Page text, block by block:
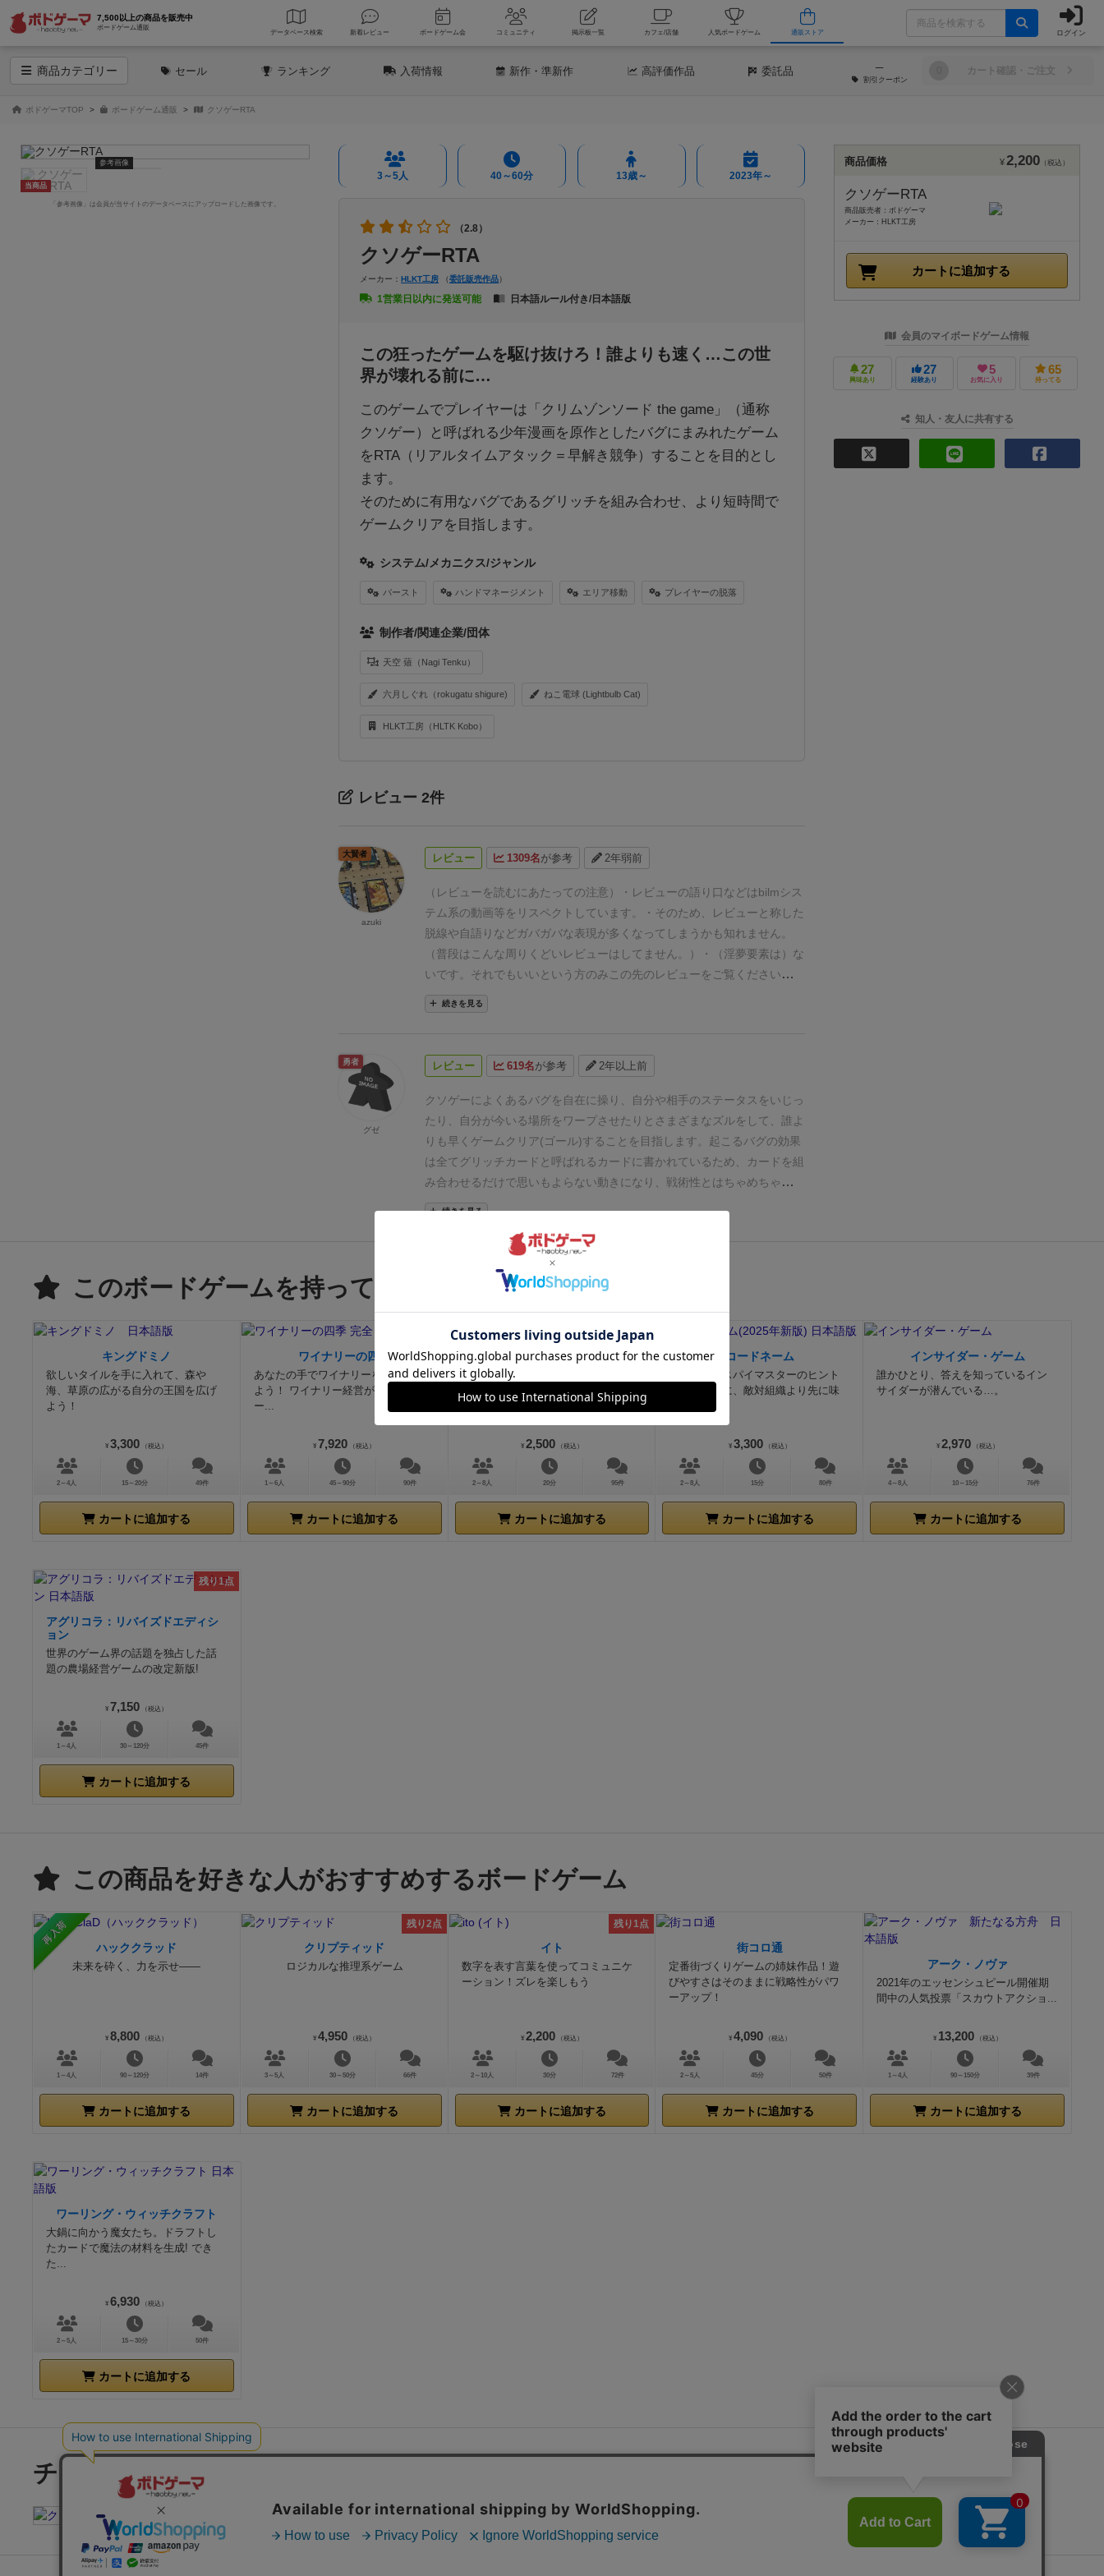
7,500以上の商品を販売中
ボードゲーム通販
データベース 検索 新着レビュー ボードゲーム会 コミュニティ 掲示板一覧 カフェ/店舗 人気ボードゲーム 通販ストア ログイン
商品カテゴリー セール ランキング 入荷情報 新作 ・準新作 高評価作品 委託品 ─
割引 クーポン
カート確認・ご注文
ボドゲーマTOP ボードゲーム通販 クソゲーRTA
当商品
参考画像
「参考画像」は会員が当サイトのデータベースにアップロードした画像です。
3～5人 40～60分 13歳～ 2023年～
（2.8）
クソゲーRTA
メーカー：HLKT工房 （委託販売作品）
1営業日以内に発送可能 日本語ルール付き/日本語版
この狂ったゲームを駆け抜けろ！誰よりも速く…この世
界が壊れる前に…
このゲームでプレイヤーは「クリムゾンソード the game」（通称
クソゲー）と呼ばれる少年漫画を原作としたバグにまみれたゲーム
をRTA（リアルタイムアタック＝早解き競争）することを目的とし
ます。
そのために有用なバグであるグリッチを組み合わせ、より短時間で
ゲームクリアを目指します。
システム/メカニクス/ジャンル
バースト ハンドマネージメント エリア移動 プレイヤーの脱落
制作者/関連企業/団体
天空 薙（Nagi Tenku）
六月しぐれ（rokugatu shigure) ねこ電球 (Lightbulb Cat)
HLKT工房（HLTK Kobo）
レビュー 2件
レビュー 1309名が参考 2年弱前
（レビューを読むにあたっての注意）
・レビューの語り口などはbilmシス
テム系の動画等をリスペクトしています。
・そのため、レビューと称した
脱線や自語りなどガバガバな表現が多くなってしまうかも知れません。
（普段はこんな周りくどいレビューはしてません。）
・（淫夢要素は）な
いです。 それでもいいという方のみこの先のレビューをご覧ください。
語り「クソゲー」と言う名に反したガチガチの詰め要素とカード運に振り
回されるボドゲの解説レビューはっじっめっるっよー
特に考慮しなくてもいいため、「あずき」と言う名前でレビューをさせて
いただきます。よろしくお願いします。そして、このゲームのレビューを
するにあたってのレギュレーションを speedrun.com ニコ生RTAwiki ゲ
ームマーケット公式サイト ボドゲーマなどを探しましたがなーぜーかー
レギュレーションが見当たらなかったので私がレギュレーションを決めた
いと思います。このレギュをインストAny%と定め、 このゲームの概要と
どういったプレイヤーに向けてのゲームなのかを簡単に説明をした後、内
容物の写真、基本的なセットアップの方法、ゲームをインストする時の注
興味はあるが知らない人が購入やゲームカフェなどでのプレイを検討する
材料提供することを文字数制限を設けずに書きあげるまでのタイムを計測
とします。上記の内容を書き始めた瞬間からタイマーをスター
像を掲載した上で、プレイを完走した感想（激うまギャグ）を言って「こ
の内容で公開する」を押してボドゲーマに投稿するまでがこの解説レビュ
ーのタイム計測期間となります。ゲームのコーポネントや攻略方法などを
全て解説する100%カテゴリはまた別になりますが、作者様の渾身のフレ
ーバーテキスト等を掲載するようなやり方は著作権法違反の可能性もあ
り、裁判所コラボの危険性がありますので基本的には禁止カテゴリとなっ
ていますので別カテゴリで追走を検討される方はお気をつけください。
前に構成や文章の内容を頭の中で考える行為や必要そうな画像を事前に撮
影する行為はルール上規制する方法もないので認めますが、
事前に下書き
や構成のメモを別に用意して
それを計測開始時にコピペする行為は禁止
させていただきます。
それでは開始していきます。
（はいよーいスター
素などがありますが逆に言えばその世代ではなくRTA動画等をあまり見な
かと思います。でも、世代やそれらの動画を見ている人間なのであればそ
のコンポーネントの見た目フレーバーテキストの内容など見れば見るほど
楽しくなってきますので圧倒的オススメのゲームです。 ゲームの目的プレ
イヤーは「クリムゾンソード」と名付けられたゲームの主人公キャラクタ
ー5人の誰かになってマジュツオウの城にいるラスボスを倒すとクリアと
ャラクターは5人いるもののキャラクター間の性能差はないというゲーム
制作者のやる気が感じられなかったり2Dのキャラクターは可愛いものの
ームとしてクソな要素が散りばめられています。
ただ、このゲームグリッ
チが大変豊富にあるおかげで日々研究が盛んに行われていますしRTAの
３点です。①例外処理のタイミングによる手番処理の違い②時間消費とレ
メーターが用意されています。SP、MP、レベルの３つでSPとMPの上限
が15でレベルが99が上限となっています。しかし、バグで値を盛りすぎ
続きを見る
大賢者
azuki
レビュー 619名が参考 2年以上前
クソゲーによくあるバグを自在に操り、自分や相手のステータスをいじっ
たり、自分が今いる場所をワープさせたりとさまざまなズルをして、誰よ
りも早くゲームクリア(ゴール)することを目指します。 起こるバグの効果
は全てグリッチカードと呼ばれるカードに書かれているため、カードを組
み合わせるだけで思いもよらない動きになり、戦術性とはちゃめちゃ感の
バランスが良く、リトライ性も高いです。
ギュラーが起こっただけで全てが崩壊するバグ頼りプレイ特有の綱渡り感
がうまく本作に落としこまれています。
仲間同士でプレイすれば盛り上がること間違いなしの良品です。
続きを見る
勇者
グゼ
商品価格 ¥2,200 （税込）
クソゲーRTA
商品販売者：ボドゲーマ
メーカー：HLKT工房
カートに追加する
会員のマイボードゲーム情報
27
興味あり
27
経験あり
5
お気に入り
65
持ってる
知人・友人に共有する
このボードゲームを持ってる人が購入した商品
キングドミノ
欲しいタイルを手に入れて、森や
海、草原の広がる自分の王国を広げ
よう！
¥ 3,300 （税込）
2～4人 15～20分 49件
カートに追加する
ワイナリーの四季
あなたの手でワイナリーを復興させ
よう！ ワイナリー経営がテーマのワ
ー...
¥ 7,920 （税込）
1～6人 45～90分 90件
カートに追加する
おばけキャッチ
可愛い木のおばけコマ。脳をひねっ
て全力スピード勝負。
¥ 2,500 （税込）
2～8人 20分 95件
カートに追加する
コードネーム
極秘任務：スパイマスターのヒント
を手掛かりに、敵対組織より先に味
¥ 3,300 （税込）
2～8人 15分 80件
カートに追加する
インサイダー・ゲーム
誰かひとり、答えを知っているイン
サイダーが潜んでいる…。
¥ 2,970 （税込）
4～8人 10～15分 76件
カートに追加する
残り1点
アグリコラ：リバイズドエディシ
ョン
世界のゲーム界の話題を独占した話
題の農場経営ゲームの改定新版!
¥ 7,150 （税込）
1～4人 30～120分 45件
カートに追加する
この商品を好きな人がおすすめするボードゲーム
再入荷
ハッククラッド
未来を砕く、力を示せ――
¥ 8,800 （税込）
1～4人 90～120分 14件
カートに追加する
残り2点
クリプティッド
ロジカルな推理系ゲーム
¥ 4,950 （税込）
3～5人 30～50分 66件
カートに追加する
残り1点
イト
数字を表す言葉を使ってコミュニケ
ーション！ズレを楽しもう
¥ 2,200 （税込）
2～10人 30分 72件
カートに追加する
街コロ通
定番街づくりゲームの姉妹作品！遊
びやすさはそのままに戦略性がパワ
ーアップ！
¥ 4,090 （税込）
2～5人 45分 50件
カートに追加する
アーク・ノヴァ
2021年のエッセンシュピール開催期
間中の人気投票「スカウトアクショ...
¥ 13,200 （税込）
1～4人 90～150分 39件
カートに追加する
ワーリング・ウィッチクラフト
大鍋に向かう魔女たち。ドラフトし
たカードで魔法の材料を生成! でき
た...
¥ 6,930 （税込）
2～5人 15～30分 50件
カートに追加する
チェックした商品